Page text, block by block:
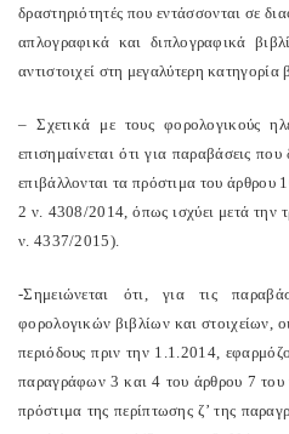
δραστηριότητές που εντάσσονται σε
απλογραφικά και διπλογραφικά
αντιστοιχεί στη μεγαλύτερη κατηγορία
– Σχετικά με τους φορολογικούς
επισημαίνεται ότι για παραβάσεις
επιβάλλονται τα πρόστιμα του
2 ν. 4308/2014, όπως ισχύει μετά την
ν. 4337/2015).
-Σημειώνεται ότι, για τις
φορολογικών βιβλίων και στοιχείων,
περιόδους πριν την 1.1.2014,
παραγράφων 3 και 4 του άρθρου 7 του
πρόστιμα της περίπτωσης ζ’ της